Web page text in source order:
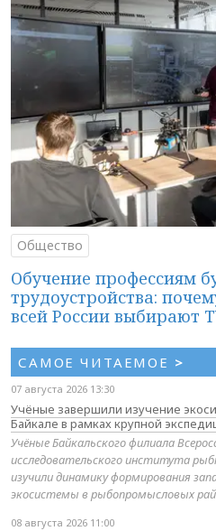
Общество
Обучение профессиям
трудоустройства:
всей России выбирают
САМОЕ ЧИТАЕМОЕ >
07 августа 2026 13:30
Учёные завершили изучение
Байкале в рамках крупной
Учёные Байкальского филиала
исследовательского института
изучили динамику формирования
экосистемы в рыбопромысловых
08 августа 2026 11:00